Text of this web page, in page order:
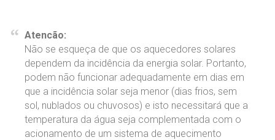
Atencão:
Não se esqueça de que os aquecedores solares
dependem da incidência da energia solar. Portanto,
podem não funcionar adequadamente em dias em
que a incidência solar seja menor (dias frios, sem
sol, nublados ou chuvosos) e isto necessitará que a
temperatura da água seja complementada com o
acionamento de um sistema de aquecimento